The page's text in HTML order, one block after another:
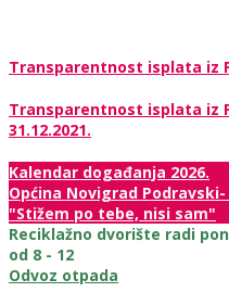
Transparentnost isplata iz
Transparentnost isplata iz
31.12.2021.
Kalendar događanja 2026.
Općina Novigrad
"Stižem po tebe, nisi sam"
Reciklažno dvorište radi
od 8 - 12
Odvoz otpada